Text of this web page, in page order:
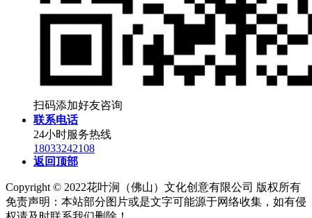
扫码添加好友咨询
联系电话
24小时服务热线
18033242108
返回顶部
Copyright © 2022花叶涧（佛山）文化创意有限公司 版权所有
免责声明：本站部分图片或是文字可能源于网络收集，如有侵